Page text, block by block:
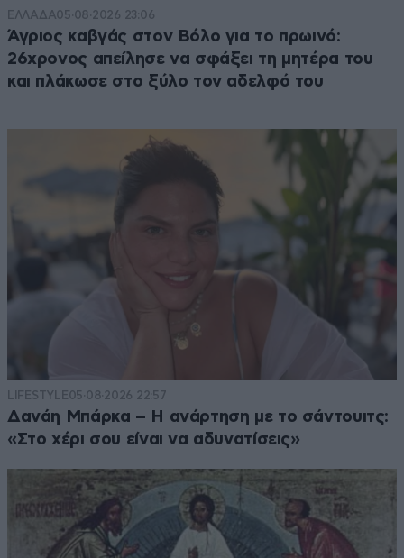
ΕΛΛΑΔΑ05·08·2026 23:06
Άγριος καβγάς στον Βόλο για το πρωινό:
26χρονος απείλησε να σφάξει τη μητέρα του
και πλάκωσε στο ξύλο τον αδελφό του
LIFESTYLE05·08·2026 22:57
Δανάη Μπάρκα – Η ανάρτηση με το σάντουιτς:
«Στο χέρι σου είναι να αδυνατίσεις»